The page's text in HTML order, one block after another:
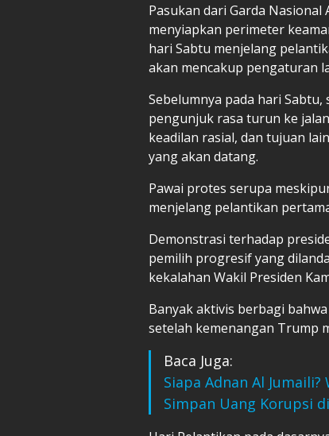
Pasukan dari Garda Nasional
menyiapkan perimeter
hari Sabtu menjelang
akan mencakup pengaturan
Sebelumnya pada hari
pengunjuk rasa turun ke
keadilan rasial, dan tujuan
yang akan datang.
Pawai protes serupa
menjelang pelantikan
Demonstrasi terhadap
pemilih progresif yang
kekalahan Wakil Presiden
Banyak aktivis berbagi
setelah kemenangan Trump
Baca Juga:
Siapa Adnan Al
Simpan Uang Korupsi